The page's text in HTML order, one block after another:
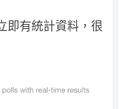
即有統計資料，很